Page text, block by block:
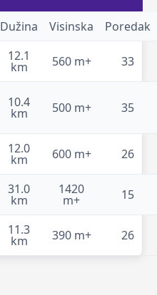
Dužina Visinska Poredak
12.1
km 560 m+ 33
10.4
km 500 m+ 35
12.0
km 600 m+ 26
31.0
km
1420
m+ 15
11.3
km 390 m+ 26